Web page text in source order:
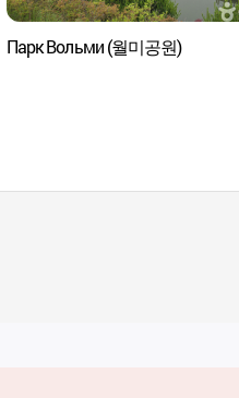
Парк Вольми (월미공원)